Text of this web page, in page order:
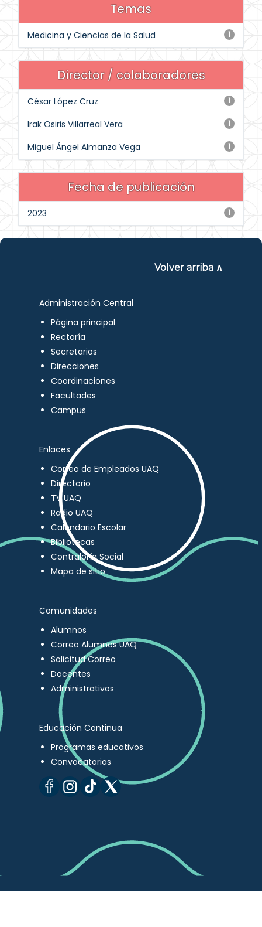
Temas
1
Medicina y Ciencias de la Salud
Director / colaboradores
1
César López Cruz
1
Irak Osiris Villarreal Vera
1
Miguel Ángel Almanza Vega
Fecha de publicación
1
2023
Volver arriba ∧
Administración Central
Página principal
Rectoría
Secretarios
Direcciones
Coordinaciones
Facultades
Campus
Enlaces
Correo de Empleados UAQ
Directorio
TV UAQ
Radio UAQ
Calendario Escolar
Bibliotecas
Contraloría Social
Mapa de sitio
Comunidades
Alumnos
Correo Alumnos UAQ
Solicitud Correo
Docentes
Administrativos
Educación Continua
Programas educativos
Convocatorias